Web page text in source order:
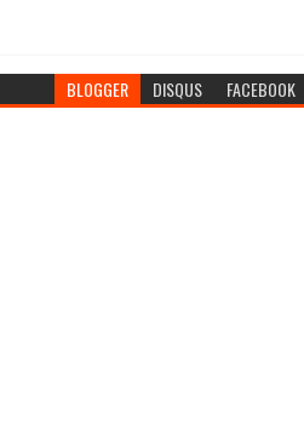
BLOGGER DISQUS FACEBOOK